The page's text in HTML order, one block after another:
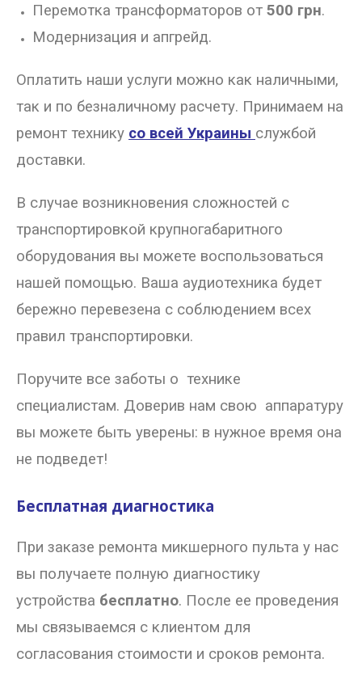
Перемотка трансформаторов от 500 грн.
Модернизация и апгрейд.
Оплатить наши услуги можно как наличными,
так и по безналичному расчету. Принимаем на
ремонт технику со всей Украины службой
доставки.
В случае возникновения сложностей с
транспортировкой крупногабаритного
оборудования вы можете воспользоваться
нашей помощью. Ваша аудиотехника будет
бережно перевезена с соблюдением всех
правил транспортировки.
Поручите все заботы о технике
специалистам. Доверив нам свою аппаратуру
вы можете быть уверены: в нужное время она
не подведет!
Бесплатная диагностика
При заказе ремонта микшерного пульта у нас
вы получаете полную диагностику
устройства бесплатно. После ее проведения
мы связываемся с клиентом для
согласования стоимости и сроков ремонта.